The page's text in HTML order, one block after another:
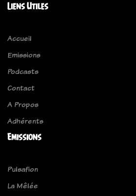
Liens Utiles
Accueil
Emissions
Podcasts
Contact
A Propos
Adhérents
Emissions
Pulsafion
La Mêlée